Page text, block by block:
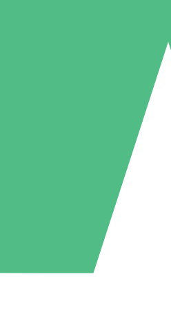
Packs de
à l'utilisation avec des crédits de
5
US$